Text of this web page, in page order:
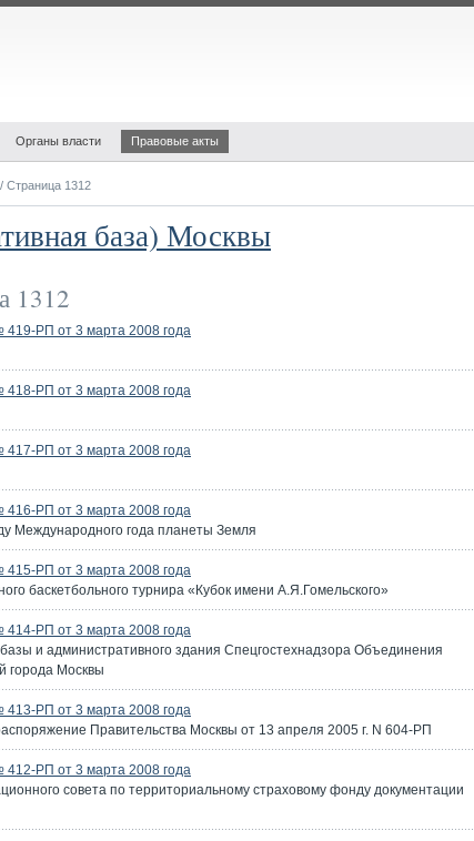
Органы власти Правовые акты
/ Страница 1312
база) Москвы
1312
РП от 3 марта 2008 года
РП от 3 марта 2008 года
РП от 3 марта 2008 года
РП от 3 марта 2008 года
Международного года планеты Земля
РП от 3 марта 2008 года
баскетбольного турнира «Кубок имени А.Я.Гомельского»
РП от 3 марта 2008 года
и административного здания Спецгостехнадзора Объединения
города Москвы
РП от 3 марта 2008 года
Правительства Москвы от 13 апреля 2005 г. N 604-РП
РП от 3 марта 2008 года
совета по территориальному страховому фонду документации